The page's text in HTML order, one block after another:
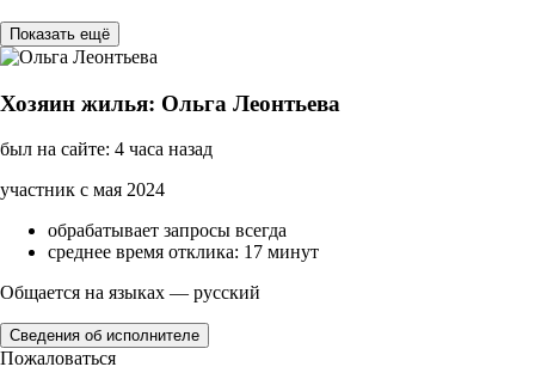
Показать ещё
Хозяин жилья: Ольга Леонтьева
был на сайте: 4 часа назад
участник с мая 2024
обрабатывает запросы всегда
среднее время отклика: 17 минут
Общается на языках — русский
Сведения об исполнителе
Пожаловаться